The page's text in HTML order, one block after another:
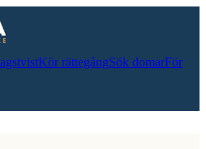
Kör rättegångSök domarFör